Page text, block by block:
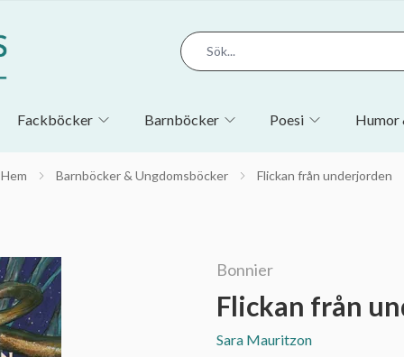
Fackböcker Barnböcker Poesi Humor
Hem Barnböcker & Ungdomsböcker Flickan från underjorden
Bonnier
Flickan från
Sara Mauritzon